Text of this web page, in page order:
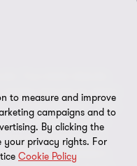
Tous droits réservés.
français du réseau
“Grant Thornton” est la
de Grant Thornton
et de Conseil à leurs
un ou plusieurs
to measure and improve
campaigns and to
By clicking the
your privacy rights. For
Cookie Policy